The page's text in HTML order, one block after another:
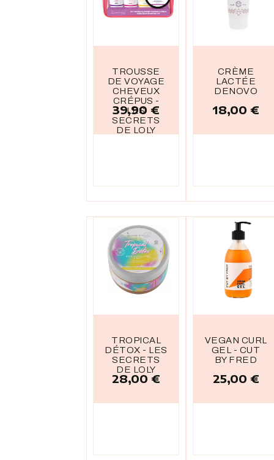
TROUSSE
DE VOYAGE
CHEVEUX
CRÉPUS -
LES
SECRETS
DE LOLY
Prix
39,90 €
CRÈME
LACTÉE
DENOVO
Prix
18,00 €
TROPICAL
DÉTOX - LES
SECRETS
DE LOLY
Prix
28,00 €
VEGAN CURL
GEL - CUT
BY FRED
Prix
25,00 €